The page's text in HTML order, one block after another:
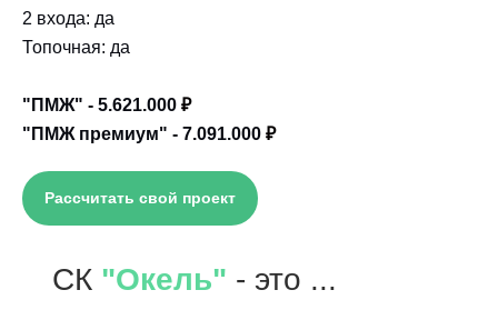
2 входа: да
Топочная: да
"ПМЖ" - 5.621.000 ₽
"ПМЖ премиум" - 7.091.000 ₽
Рассчитать свой проект
СК "Окель" - это ...